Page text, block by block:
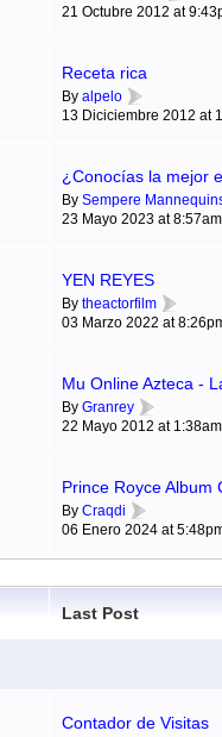
21 Octubre 2012 at
Receta rica
By alpelo
13 Diciciembre 2012 at
¿Conocías la mejor
By Sempere
23 Mayo 2023 at 8:57am
YEN REYES
By theactorfilm
03 Marzo 2022 at
Mu Online Azteca -
By Granrey
22 Mayo 2012 at 1:38am
Prince Royce Album
By Craqdi
06 Enero 2024 at
Last Post
Contador de Visitas